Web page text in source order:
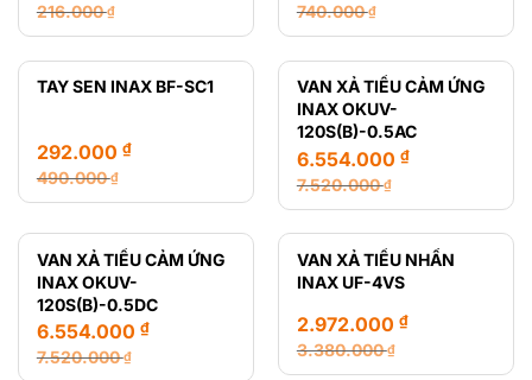
216.000₫
Giá
gốc
là:
Giá
hiện
tại
740.000₫
Giá
gốc
là:
740.000 ₫.
Giá
hiện
tại
là:
457.000 ₫.
TAY SEN INAX BF-SC1
490.000₫
Giá
490.000 ₫.
292.000 ₫
Giá
là:
292.000 ₫.
VAN XẢ TIỂU CẢM ỨNG
INAX OKUV-
120S(B)-0.5AC
7.520.000₫
Giá
gốc
là:
7.520.000 ₫.
6.554.000 ₫
Giá
hiện
tại
là:
VAN XẢ TIỂU CẢM ỨNG
INAX OKUV-
120S(B)-0.5DC
7.520.000₫
6.554.000 ₫
VAN XẢ TIỂU NHẤN
INAX UF-4VS
3.380.000₫
Giá
2.972.000 ₫
Giá